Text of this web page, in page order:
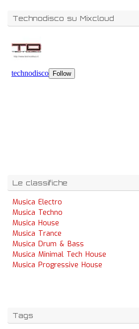
Technodisco su Mixcloud
Le classifiche
Musica Electro
Musica Techno
Musica House
Musica Trance
Musica Drum & Bass
Musica Minimal Tech House
Musica Progressive House
Tags